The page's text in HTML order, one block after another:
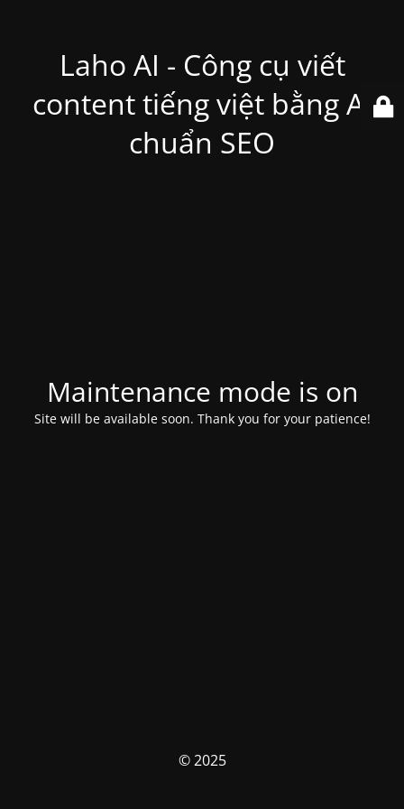
Laho AI - Công cụ viết
content tiếng việt bằng Ai
chuẩn SEO
Maintenance mode is on
Site will be available soon. Thank you for your patience!
© 2025